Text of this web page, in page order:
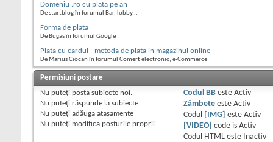
Domeniu .ro cu plata pe an
De startblog în forumul Bar, lobby...
Forma de plata
De Bugas în forumul Google
Plata cu cardul - metoda de plata in magazinul online
De Marius Ciocan în forumul Comert electronic, e-Commerce
Permisiuni postare
Nu puteţi posta subiecte noi.
Nu puteţi răspunde la subiecte
Nu puteţi adăuga ataşamente
Nu puteţi modifica posturile proprii
Codul BBeste Activ
Zâmbeteeste Activ
Codul
[IMG] este Activ
[VIDEO]
code is Activ
Codul HTML este
Inactiv